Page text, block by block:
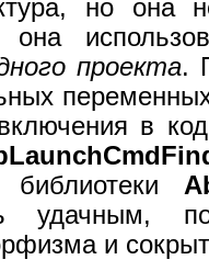
но она
она
проекта.
в
библиотеки
удачным,
и